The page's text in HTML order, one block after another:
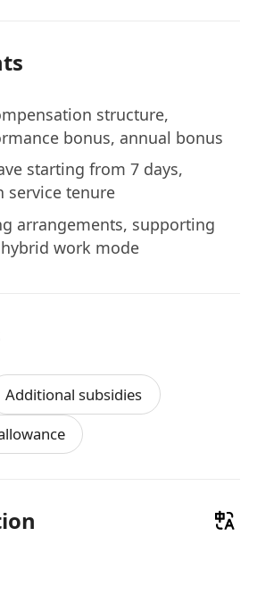
structure,
bonus, annual bonus
starting from 7 days,
service tenure
arrangements, supporting
work mode
Additional subsidies